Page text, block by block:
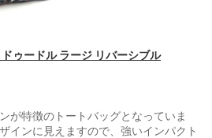
ゥードル ラージ リバーシブル
が特徴のトートバッグとなっていま
インに見えますので、強いインパクト